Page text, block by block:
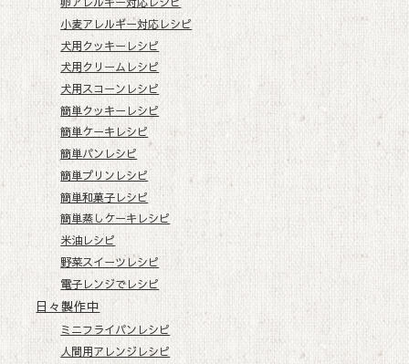
小麦アレルギー対応レシピ
犬用クッキーレシピ
犬用クリームレシピ
犬用スコーンレシピ
簡単クッキーレシピ
簡単ケーキレシピ
簡単パンレシピ
簡単プリンレシピ
簡単和菓子レシピ
簡単蒸しケーキレシピ
米油レシピ
野菜スイーツレシピ
電子レンジでレシピ
日々製作中
ミニフライパンレシピ
人間用アレンジレシピ